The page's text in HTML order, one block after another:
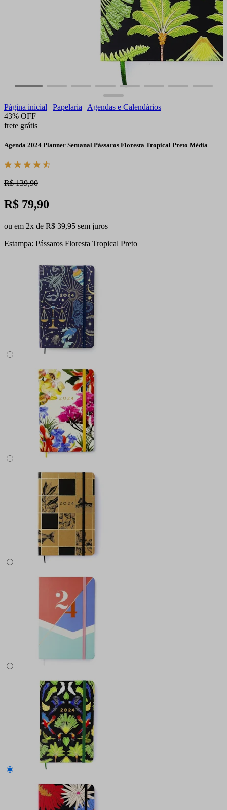
Página inicial | Papelaria | Agendas e Calendários
43% OFF
frete grátis
Agenda 2024 Planner Semanal Pássaros Floresta Tropical Preto Média
R$ 139,90
R$ 79,90
ou em 2x de R$ 39,95 sem juros
Estampa: Pássaros Floresta Tropical Preto